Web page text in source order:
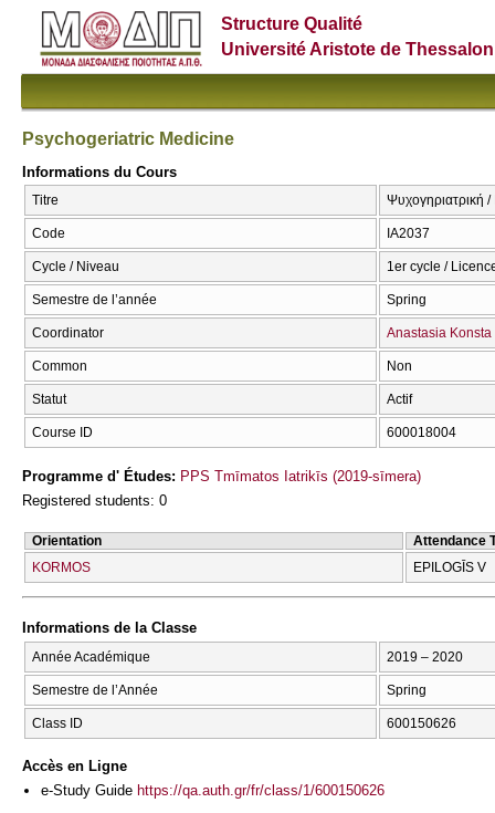
Structure Qualité
Université Aristote de
Psychogeriatric Medicine
Informations du Cours
Titre Ψυχογηριατρική
Code ΙΑ2037
Cycle / Niveau 1er cycle /
Semestre de l’année Spring
Coordinator Anastasia Konsta
Common Non
Statut Actif
Course ID 600018004
Programme d' Études: PPS Tmīmatos Iatrikīs (2019-sīmera)
Registered students: 0
Orientation
Attendance
KORMOS
EPILOGĪS V
Informations de la Classe
Année Académique 2019 – 2020
Semestre de l’Année Spring
Class ID 600150626
Accès en Ligne
e-Study Guide https://qa.auth.gr/fr/class/1/600150626